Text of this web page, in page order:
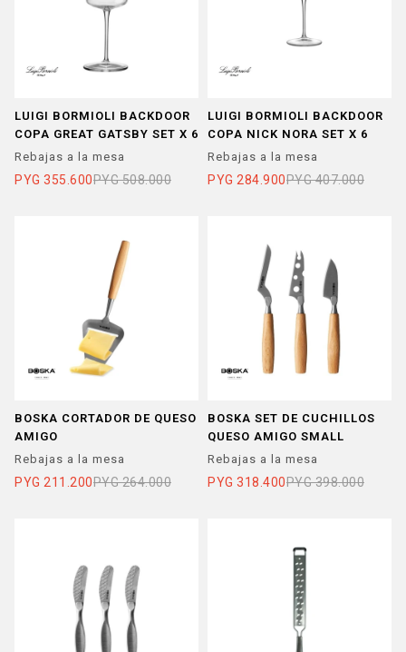
LUIGI BORMIOLI BACKDOOR
COPA GREAT GATSBY SET X 6
Rebajas a la mesa
PYG 355.600PYG 508.000
LUIGI BORMIOLI BACKDOOR
COPA NICK NORA SET X 6
Rebajas a la mesa
PYG 284.900PYG 407.000
BOSKA CORTADOR DE QUESO
AMIGO
Rebajas a la mesa
PYG 211.200PYG 264.000
BOSKA SET DE CUCHILLOS
QUESO AMIGO SMALL
Rebajas a la mesa
PYG 318.400PYG 398.000